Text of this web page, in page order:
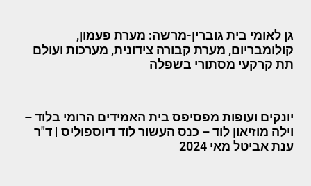
גן לאומי בית גוברין-מרשה: מערת פעמון,
קולומבריום, מערת קבורה צידונית, מערכות ועולם
תת קרקעי מסתורי בשפלה
יונקים ועופות מפסיפס בית האמידים הרומי בלוד –
וילה מוזיאון לוד – כנס העשור לוד דיוספוליס | ד"ר
ענת אביטל מאי 2024